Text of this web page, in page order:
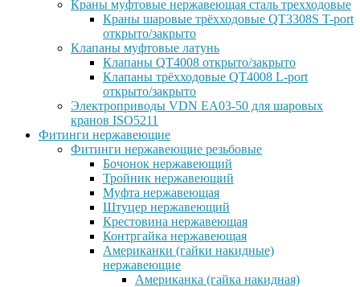
Краны муфтовые нержавеющая сталь трехходовые
Краны шаровые трёхходовые QT3308S T-port
открыто/закрыто
Клапаны муфтовые латунь
Клапаны QT4008 открыто/закрыто
Клапаны трёхходовые QT4008 L-port
открыто/закрыто
Электроприводы VDN EA03-50 для шаровых
кранов ISO5211
Фитинги нержавеющие
Фитинги нержавеющие резьбовые
Бочонок нержавеющий
Тройник нержавеющий
Муфта нержавеющая
Штуцер нержавеющий
Крестовина нержавеющая
Контргайка нержавеющая
Американки (гайки накидные)
нержавеющие
Американка (гайка накидная)